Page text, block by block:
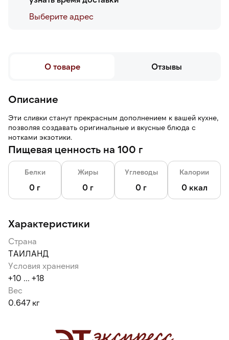
Выберите адреc
О товаре Отзывы
Описание
Эти сливки станут прекрасным дополнением к вашей кухне,
позволяя создавать оригинальные и вкусные блюда с
нотками экзотики.
Пищевая ценность на 100 г
Белки
0 г
Жиры
0 г
Углеводы
0 г
Калории
0 ккал
Характеристики
Страна
ТАИЛАНД
Условия хранения
+10 ... +18
Вес
0.647 кг